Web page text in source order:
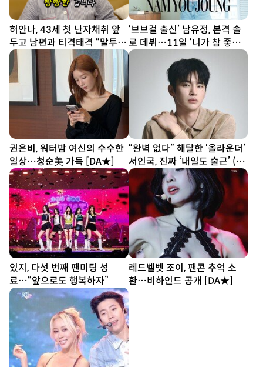
허안나, 43세 첫 난자채취 앞
두고 남편과 티격태격 “말투 너
무 섭섭” [SD톡톡]
‘브브걸 출신’ 남유정, 본격 솔
로 데뷔…11일 ‘니가 참 좋아’
공개
권은비, 워터밤 여신의 수수한
일상…청순美 가득 [DA★]
“완벽 없다” 해탈한 ‘올라운더’
서인국, 진짜 ‘내일도 출근’ (종
합)[DA인터뷰]
있지, 다섯 번째 팬미팅 성
료…“앞으로도 행복하자”
레드벨벳 조이, 팬콘 추억 소
환…비하인드 공개 [DA★]